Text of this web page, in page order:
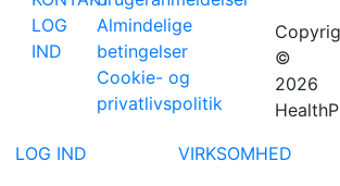
LOG
IND
Almindelige
betingelser
Cookie- og
privatlivspolitik
©
2026
LOG IND VIRKSOMHED